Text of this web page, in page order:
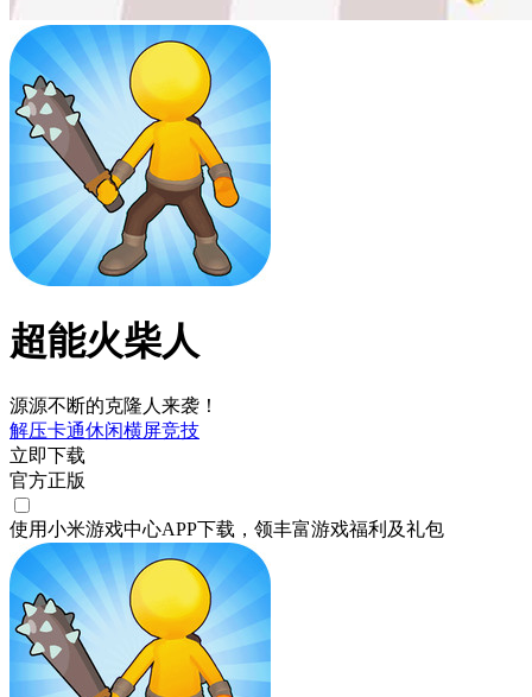
超能火柴人
源源不断的克隆人来袭！
解压卡通休闲横屏竞技
立即下载
官方正版
使用小米游戏中心APP下载 ，领丰富游戏福利 及礼包